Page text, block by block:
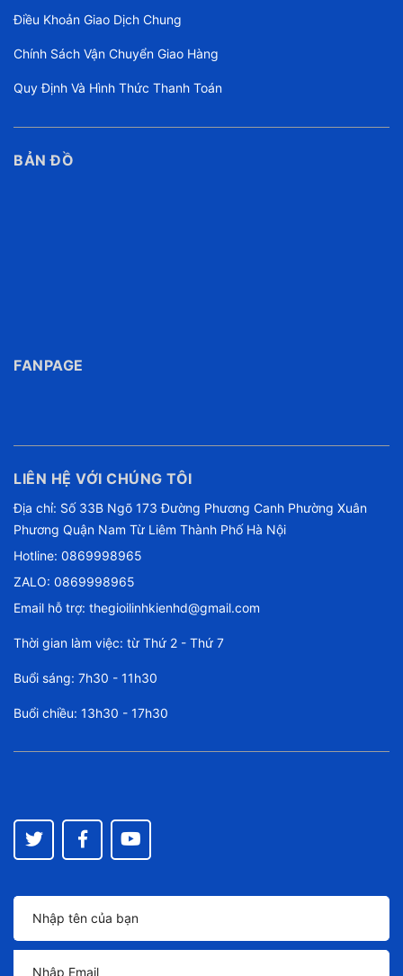
Điều Khoản Giao Dịch Chung
Chính Sách Vận Chuyển Giao Hàng
Quy Định Và Hình Thức Thanh Toán
BẢN ĐỒ
FANPAGE
LIÊN HỆ VỚI CHÚNG TÔI
Địa chỉ: Số 33B Ngõ 173 Đường Phương Canh Phường Xuân
Phương Quận Nam Từ Liêm Thành Phố Hà Nội
Hotline: 0869998965
ZALO: 0869998965
Email hỗ trợ: thegioilinhkienhd@gmail.com
Thời gian làm việc: từ Thứ 2 - Thứ 7
Buổi sáng: 7h30 - 11h30
Buổi chiều: 13h30 - 17h30